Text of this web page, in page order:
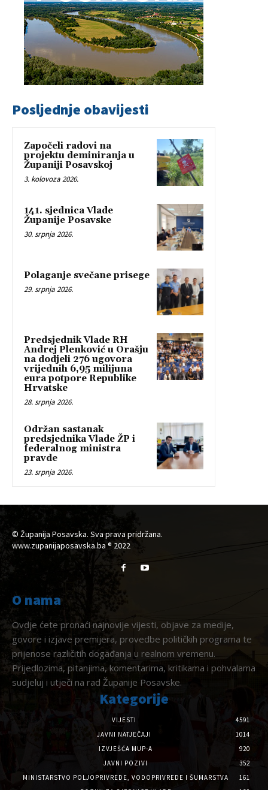
Posljednje obavijesti
Započeli radovi na
projektu deminiranja u
Županiji Posavskoj
3. kolovoza 2026.
141. sjednica Vlade
Županije Posavske
30. srpnja 2026.
Polaganje svečane prisege
29. srpnja 2026.
Predsjednik Vlade RH
Andrej Plenković u Orašju
na dodjeli 276 ugovora
vrijednih 6,95 milijuna
eura potpore Republike
Hrvatske
28. srpnja 2026.
Održan sastanak
predsjednika Vlade ŽP i
federalnog ministra
pravde
23. srpnja 2026.
© Županija Posavska. Sva prava pridržana.
www.zupanijaposavska.ba ® 2022
O nama
Ovdje ćete pronaći najnovije vijesti, objave za medije,
govore i izjave premijera, provedbe političkih programa te
prijenose različitih događanja u realnom vremenu.
Prijedlozima, pitanjima, komentarima, kritikama i pohvalama
sudjeluj i utječi na rad Županije Posavske.
Kategorije
VIJESTI
4591
JAVNI NATJEČAJI
1014
IZVJEŠĆA MUP-A
920
JAVNI POZIVI
352
MINISTARSTVO POLJOPRIVREDE, VODOPRIVREDE I ŠUMARSTVA
161